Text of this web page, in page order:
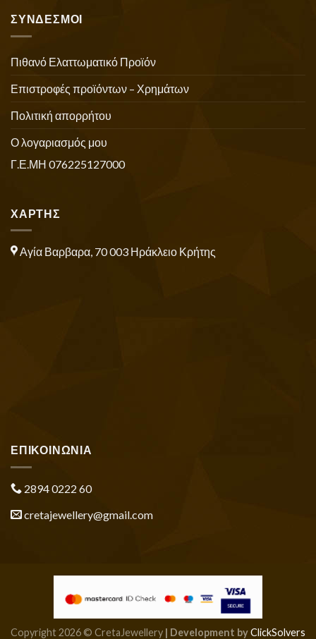
ΣΥΝΔΕΣΜΟΙ
Πιθανό Ελαττωματικό Προϊόν
Επιστροφές προϊόντων – Χρημάτων
Πολιτική απορρήτου
Ο λογαριασμός μου
Γ.Ε.ΜΗ 076225127000
ΧΑΡΤΗΣ
Αγία Βαρβαρα, 70 003 Ηράκλειο Κρήτης
ΕΠΙΚΟΙΝΩΝΙΑ
2894 0222 60
cretajewellery@gmail.com
Copyright 2026 © CretaJewellery | Development byClickSolvers